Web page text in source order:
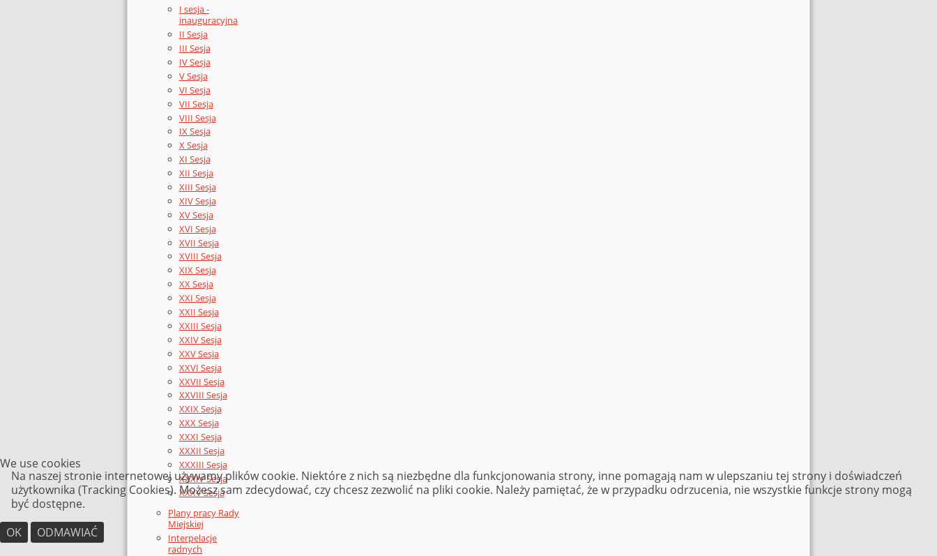
I sesja -
inauguracyjna
II Sesja
III Sesja
IV Sesja
V Sesja
VI Sesja
VII Sesja
VIII Sesja
IX Sesja
X Sesja
XI Sesja
XII Sesja
XIII Sesja
XIV Sesja
XV Sesja
XVI Sesja
XVII Sesja
XVIII Sesja
XIX Sesja
XX Sesja
XXI Sesja
XXII Sesja
XXIII Sesja
XXIV Sesja
XXV Sesja
XXVI Sesja
XXVII Sesja
XXVIII Sesja
XXIX Sesja
XXX Sesja
XXXI Sesja
XXXII Sesja
XXXIII Sesja
XXXIV Sesja
XXXV Sesja
Plany pracy Rady
Miejskiej
Interpelacje
radnych
We use cookies
Na naszej stronie internetowej używamy plików cookie. Niektóre z nich są niezbędne dla funkcjonowania strony, inne pomagają nam w ulepszaniu tej strony i doświadczeń
użytkownika (Tracking Cookies). Możesz sam zdecydować, czy chcesz zezwolić na pliki cookie. Należy pamiętać, że w przypadku odrzucenia, nie wszystkie funkcje strony mogą
być dostępne.
OK
ODMAWIAĆ